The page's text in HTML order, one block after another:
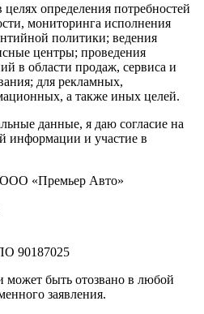
целях определения потребностей
мониторинга исполнения
политики; ведения
центры; проведения
в области продаж, сервиса и
для рекламных,
а также иных целей.
данные, я даю согласие на
информации и участие в
ООО «Премьер Авто»
90187025
может быть отозвано в любой
заявления.